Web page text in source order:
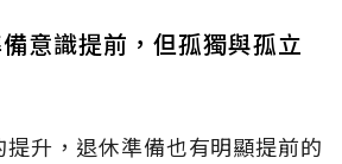
意識提前，但孤獨與孤立
升，退休準備也有明顯提前的